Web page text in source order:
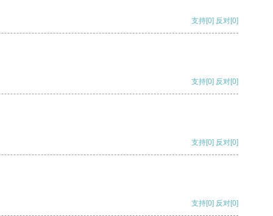
支持[0] 反对[0]
支持[0] 反对[0]
支持[0] 反对[0]
支持[0] 反对[0]